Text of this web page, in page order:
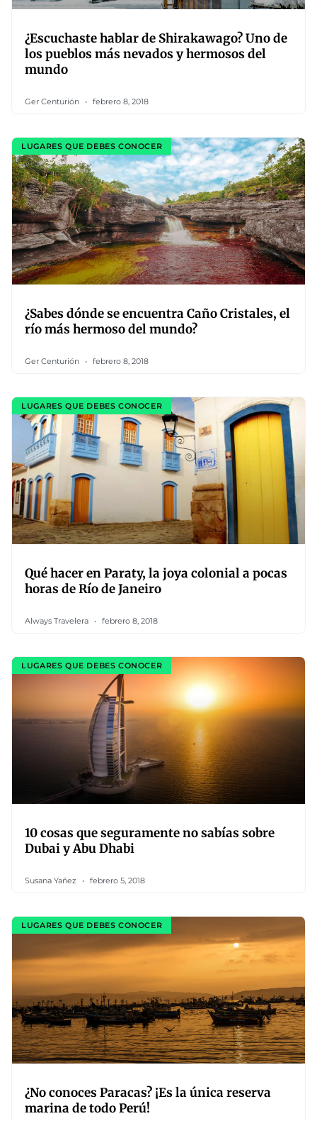
¿Escuchaste hablar de Shirakawago? Uno de
los pueblos más nevados y hermosos del
mundo
Ger Centurión febrero 8, 2018
LUGARES QUE DEBES CONOCER
¿Sabes dónde se encuentra Caño Cristales, el
río más hermoso del mundo?
Ger Centurión febrero 8, 2018
LUGARES QUE DEBES CONOCER
Qué hacer en Paraty, la joya colonial a pocas
horas de Río de Janeiro
Always Travelera febrero 8, 2018
LUGARES QUE DEBES CONOCER
10 cosas que seguramente no sabías sobre
Dubai y Abu Dhabi
Susana Yañez febrero 5, 2018
LUGARES QUE DEBES CONOCER
¿No conoces Paracas? ¡Es la única reserva
marina de todo Perú!